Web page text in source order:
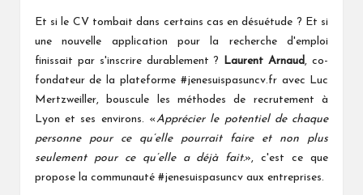
by
Et si le CV tombait dans certains cas en désuétude ? Et si
une nouvelle application pour la recherche d'emploi
finissait par s'inscrire durablement ?
Laurent Arnaud , co-
fondateur de la plateforme #jenesuispasuncv.fr avec Luc
Mertzweiller, bouscule les méthodes de recrutement à
Lyon et ses environs. «Apprécier le potentiel de chaque
personne pour ce qu’elle pourrait faire et non plus
seulement pour ce qu’elle a déjà fait.», c'est ce que
propose la communauté #jenesuispasuncv aux entreprises.